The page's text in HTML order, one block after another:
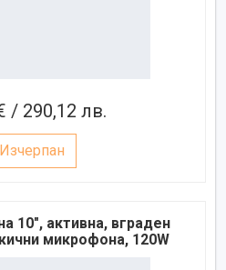
/ 290,12 лв.
Изчерпан
10", активна, вграден
микрофона, 120W